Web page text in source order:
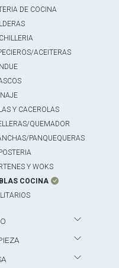
DE COCINA
ACEITERAS
Y CACEROLAS
QUEMADOR
PANQUEQUERAS
Y WOKS
COCINA